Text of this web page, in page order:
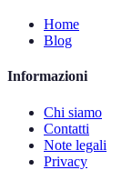
Home
Blog
Informazioni
Chi siamo
Contatti
Note legali
Privacy